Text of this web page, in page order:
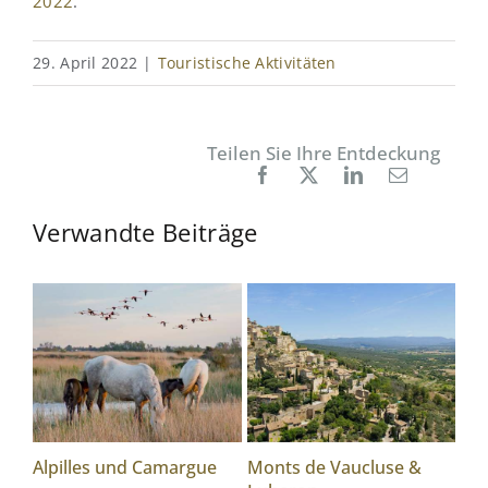
29. April 2022 | Touristische Aktivitäten
Teilen Sie Ihre Entdeckung
Facebook LinkedIn
E-
Verwandte Beiträge
Alpilles und Camargue
Monts de Vaucluse &